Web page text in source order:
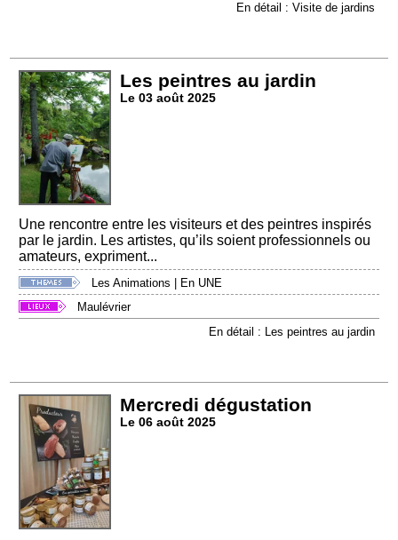
En détail : Visite de jardins
Les peintres au jardin
Le 03 août 2025
Une rencontre entre les visiteurs et des peintres inspirés
par le jardin. Les artistes, qu’ils soient professionnels ou
amateurs, expriment...
Les Animations
En UNE
Maulévrier
En détail : Les peintres au jardin
Mercredi dégustation
Le 06 août 2025